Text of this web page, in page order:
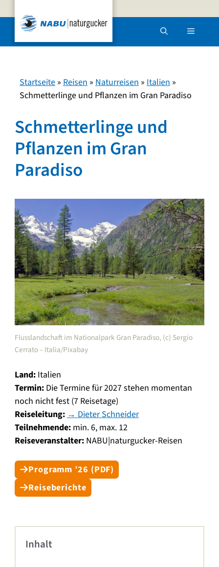
Inhalt
springen
Menü
Startseite » Reisen » Naturreisen » Italien »
Schmetterlinge und Pflanzen im Gran Paradiso
Schmetterlinge und
Pflanzen im Gran
Paradiso
Flusslandschaft im Nationalpark Gran Paradiso, (c) Sergio
Cerrato – Italia/Pixabay
Land: Italien
Termin: Die Termine für 2027 stehen momentan
noch nicht fest (7 Reisetage)
Reiseleitung: → Dieter Schneider
Teilnehmende: min. 6, max. 12
Reiseveranstalter: NABU|naturgucker-Reisen
Programm ’26 (PDF)
Reiseberichte
Inhalt